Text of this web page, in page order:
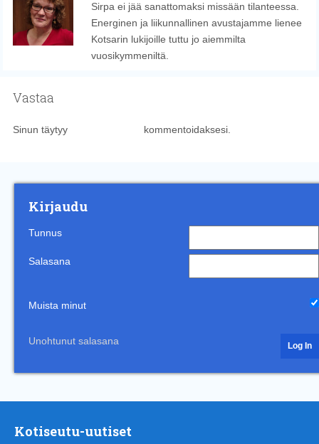
Sirpa ei jää sanattomaksi missään tilanteessa.
Energinen ja liikunnallinen avustajamme lienee
Kotsarin lukijoille tuttu jo aiemmilta
vuosikymmeniltä.
Vastaa
Sinun täytyy kommentoidaksesi.
Kirjaudu
Tunnus
Salasana
Muista minut
Unohtunut salasana
Kotiseutu-uutiset